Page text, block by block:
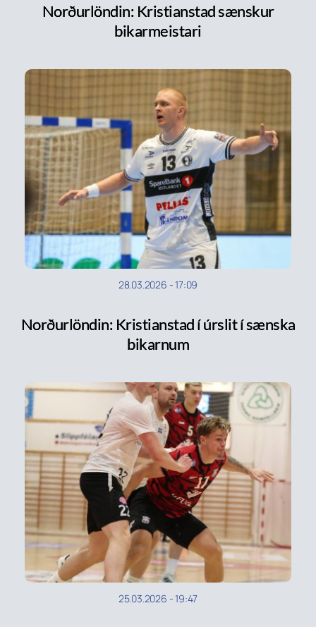
Norðurlöndin: Kristianstad sænskur
bikarmeistari
28.03.2026 -17:09
Norðurlöndin: Kristianstad í úrslit í sænska
bikarnum
25.03.2026 -19:47